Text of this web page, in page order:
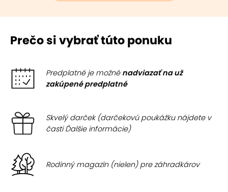
Prečo si vybrať túto ponuku
Predplatné je možné nadviazať na už
zakúpené predplatné
Skvelý darček (darčekovú poukážku nájdete v
časti Ďalšie informácie)
Rodinný magazín (nielen) pre záhradkárov